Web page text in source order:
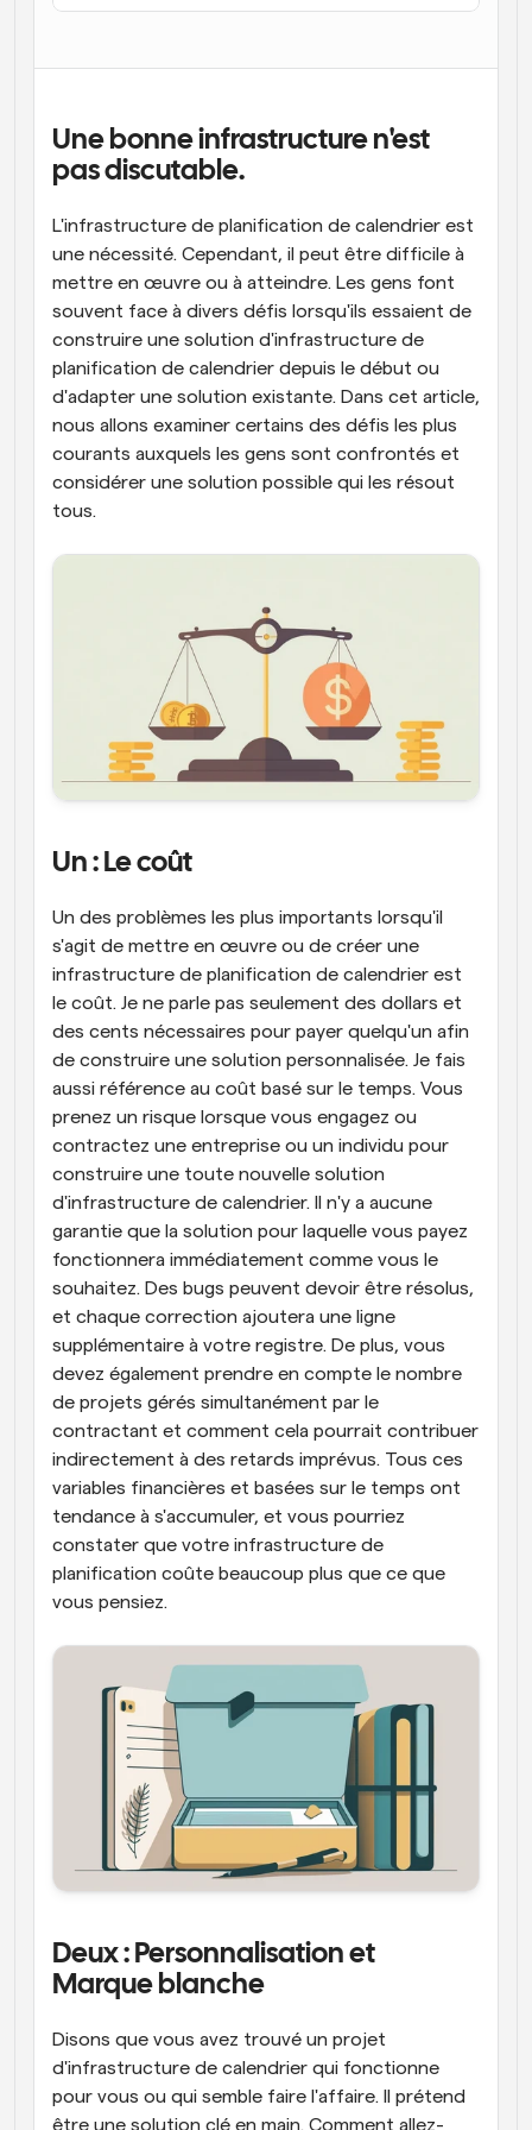
Programmation surpuissante avec des appels
alimentés par l'IA
Restez à jour avec les dernières nouvelles et mises à
Rencontrez des clients en quelques minutes
Liens de groupe dynamique
Réservez facilement des réunions avec plusieurs
personnes
Webhooks
Soyez informé lorsque quelque chose se passe
Une bonne infrastructure n'est
pas discutable.
L'infrastructure de planification de calendrier est
une nécessité. Cependant, il peut être difficile à
mettre en œuvre ou à atteindre. Les gens font
souvent face à divers défis lorsqu'ils essaient de
construire une solution d'infrastructure de
planification de calendrier depuis le début ou
d'adapter une solution existante. Dans cet article,
nous allons examiner certains des défis les plus
courants auxquels les gens sont confrontés et
considérer une solution possible qui les résout
tous.
Un : Le coût
Un des problèmes les plus importants lorsqu'il
s'agit de mettre en œuvre ou de créer une
infrastructure de planification de calendrier est
le coût. Je ne parle pas seulement des dollars et
des cents nécessaires pour payer quelqu'un afin
de construire une solution personnalisée. Je fais
aussi référence au coût basé sur le temps. Vous
prenez un risque lorsque vous engagez ou
contractez une entreprise ou un individu pour
construire une toute nouvelle solution
d'infrastructure de calendrier. Il n'y a aucune
garantie que la solution pour laquelle vous payez
fonctionnera immédiatement comme vous le
souhaitez. Des bugs peuvent devoir être résolus,
et chaque correction ajoutera une ligne
supplémentaire à votre registre. De plus, vous
devez également prendre en compte le nombre
de projets gérés simultanément par le
contractant et comment cela pourrait contribuer
indirectement à des retards imprévus. Tous ces
variables financières et basées sur le temps ont
tendance à s'accumuler, et vous pourriez
constater que votre infrastructure de
planification coûte beaucoup plus que ce que
vous pensiez.
Deux : Personnalisation et
Marque blanche
Disons que vous avez trouvé un projet
d'infrastructure de calendrier qui fonctionne
pour vous ou qui semble faire l'affaire. Il prétend
être une solution clé en main. Comment allez-